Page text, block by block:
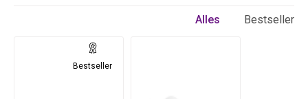
Alles Bestseller
Bestseller